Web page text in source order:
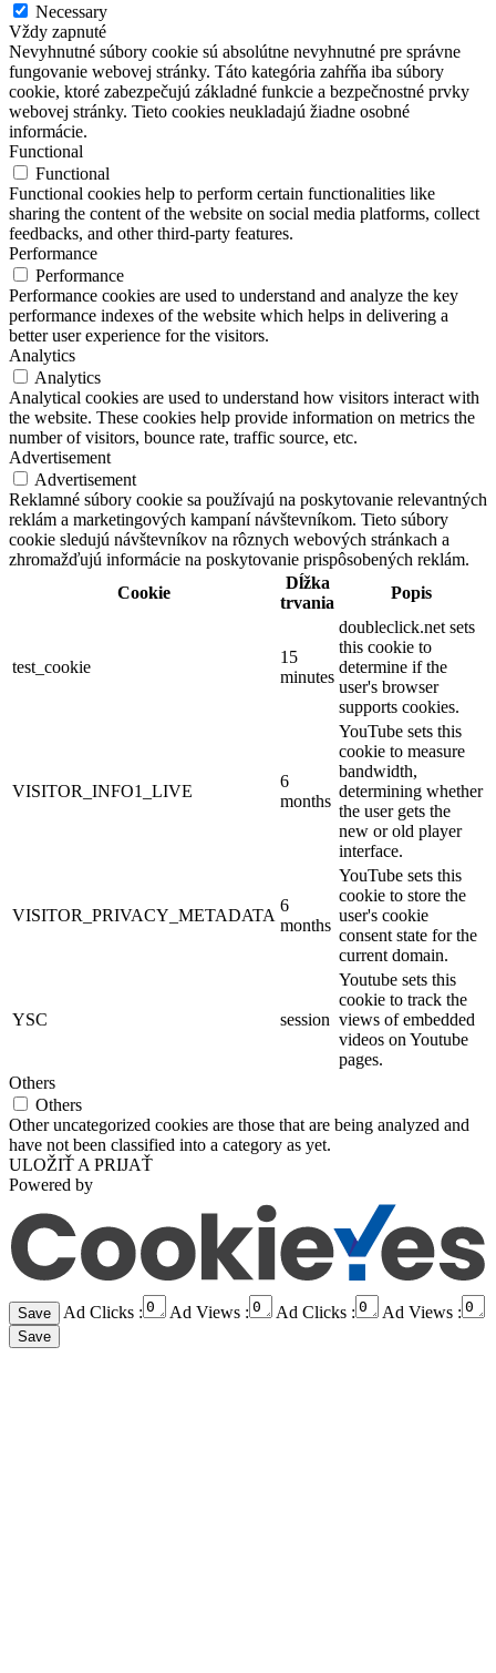
Necessary
Vždy zapnuté
Nevyhnutné súbory cookie sú absolútne nevyhnutné pre správne
fungovanie webovej stránky. Táto kategória zahŕňa iba súbory
cookie, ktoré zabezpečujú základné funkcie a bezpečnostné prvky
webovej stránky. Tieto cookies neukladajú žiadne osobné
informácie.
Functional
Functional
Functional cookies help to perform certain functionalities like
sharing the content of the website on social media platforms, collect
feedbacks, and other third-party features.
Performance
Performance
Performance cookies are used to understand and analyze the key
performance indexes of the website which helps in delivering a
better user experience for the visitors.
Analytics
Analytics
Analytical cookies are used to understand how visitors interact with
the website. These cookies help provide information on metrics the
number of visitors, bounce rate, traffic source, etc.
Advertisement
Advertisement
Reklamné súbory cookie sa používajú na poskytovanie relevantných
reklám a marketingových kampaní návštevníkom. Tieto súbory
cookie sledujú návštevníkov na rôznych webových stránkach a
zhromažďujú informácie na poskytovanie prispôsobených reklám.
Cookie
Dĺžka
trvania
Popis
test_cookie
15
minutes
doubleclick.net sets
this cookie to
determine if the
user's browser
supports cookies.
VISITOR_INFO1_LIVE
6
months
YouTube sets this
cookie to measure
bandwidth,
determining whether
the user gets the
new or old player
interface.
VISITOR_PRIVACY_METADATA
6
months
YouTube sets this
cookie to store the
user's cookie
consent state for the
current domain.
YSC session
Youtube sets this
cookie to track the
views of embedded
videos on Youtube
pages.
Others
Others
Other uncategorized cookies are those that are being analyzed and
have not been classified into a category as yet.
ULOŽIŤ A PRIJAŤ
Powered by
Ad Clicks : Ad Views : Ad Clicks : Ad Views :